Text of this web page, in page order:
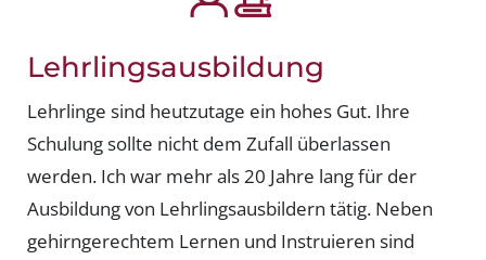
Lehrlingsausbildung
Lehrlinge sind heutzutage ein hohes Gut. Ihre
Schulung sollte nicht dem Zufall überlassen
werden. Ich war mehr als 20 Jahre lang für der
Ausbildung von Lehrlingsausbildern tätig. Neben
gehirngerechtem Lernen und Instruieren sind